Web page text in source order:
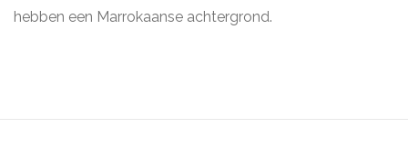
hebben een Marrokaanse achtergrond.